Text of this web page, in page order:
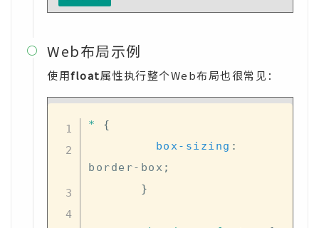
 Web布局示例
使用float属性执行整个Web布局也很常见：
*
{
box-sizing :
border-box ;
}